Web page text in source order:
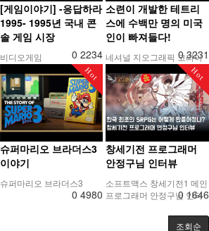
[게임이야기] -응답하라
1995- 1995년 국내 콘
솔 게임 시장
비디오게임 02234
소련이 개발한 테트리
스에 수백만 명의 미국
인이 빠져들다!
네셔널 지오그래픽 코리아 -
소련이 개발한 테트리스에
수백만 명의 미국인이 빠져
들다!
03231
Hot
슈퍼마리오 브라더스3
이야기
슈퍼마리오 브라더스3
04980
Hot
창세기전 프로그래머
안정구님 인터뷰
소프트맥스 창세기전1 메인
프로그래머 안정구님 인터
0 1646
조회순